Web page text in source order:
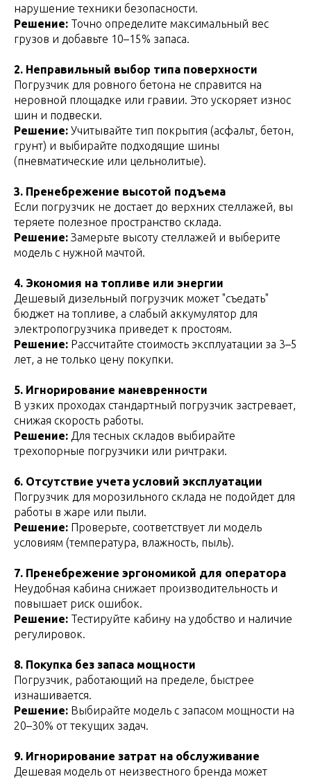
нарушение техники безопасности.
Решение: Точно определите максимальный вес
грузов и добавьте 10–15% запаса.
2. Неправильный выбор типа поверхности
Погрузчик для ровного бетона не справится на
неровной площадке или гравии. Это ускоряет износ
шин и подвески.
Решение: Учитывайте тип покрытия (асфальт, бетон,
грунт) и выбирайте подходящие шины
(пневматические или цельнолитые).
3. Пренебрежение высотой подъема
Если погрузчик не достает до верхних стеллажей, вы
теряете полезное пространство склада.
Решение: Замерьте высоту стеллажей и выберите
модель с нужной мачтой.
4. Экономия на топливе или энергии
Дешевый дизельный погрузчик может "съедать"
бюджет на топливе, а слабый аккумулятор для
электропогрузчика приведет к простоям.
Решение: Рассчитайте стоимость эксплуатации за 3–5
лет, а не только цену покупки.
5. Игнорирование маневренности
В узких проходах стандартный погрузчик застревает,
снижая скорость работы.
Решение: Для тесных складов выбирайте
трехопорные погрузчики или ричтраки.
6. Отсутствие учета условий эксплуатации
Погрузчик для морозильного склада не подойдет для
работы в жаре или пыли.
Решение: Проверьте, соответствует ли модель
условиям (температура, влажность, пыль).
7. Пренебрежение эргономикой для оператора
Неудобная кабина снижает производительность и
повышает риск ошибок.
Решение: Тестируйте кабину на удобство и наличие
регулировок.
8. Покупка без запаса мощности
Погрузчик, работающий на пределе, быстрее
изнашивается.
Решение: Выбирайте модель с запасом мощности на
20–30% от текущих задач.
9. Игнорирование затрат на обслуживание
Дешевая модель от неизвестного бренда может